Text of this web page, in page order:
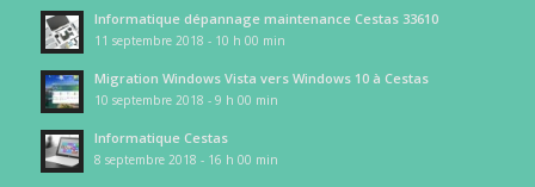
Informatique dépannage maintenance Cestas 33610
11 septembre 2018 - 10 h 00 min
Migration Windows Vista vers Windows 10 à Cestas
10 septembre 2018 - 9 h 00 min
Informatique Cestas
8 septembre 2018 - 16 h 00 min